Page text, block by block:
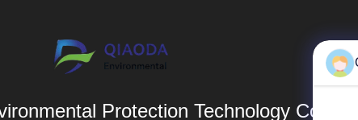
Protection Technology Co., Ltd.